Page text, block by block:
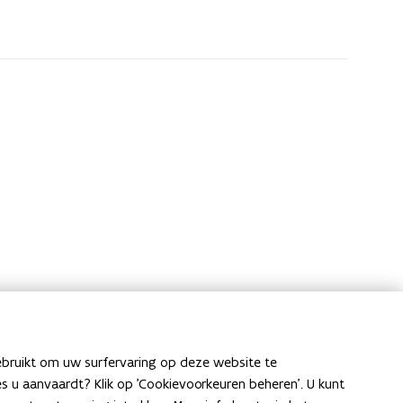
om uw surfervaring op deze website te
aanvaardt? Klik op 'Cookievoorkeuren beheren'. U kunt